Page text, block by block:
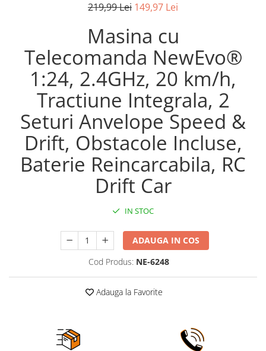
219,99 Lei 149,97 Lei
Masina cu
Telecomanda NewEvo®
1:24, 2.4GHz, 20 km/h,
Tractiune Integrala, 2
Seturi Anvelope Speed &
Drift, Obstacole Incluse,
Baterie Reincarcabila, RC
Drift Car
IN STOC
ADAUGA IN COS
Cod Produs: NE-6248
Adauga la Favorite